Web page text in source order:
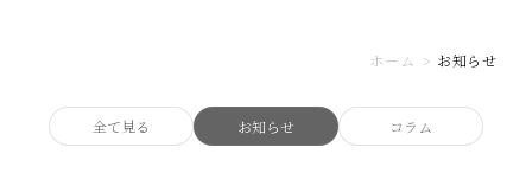
ホーム > お知らせ
全て見る お知らせ コラム